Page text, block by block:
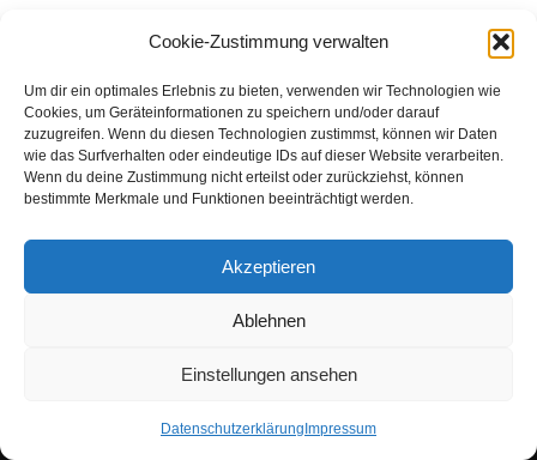
Cookie-Zustimmung verwalten
Um dir ein optimales Erlebnis zu bieten, verwenden wir Technologien wie
Cookies, um Geräteinformationen zu speichern und/oder darauf
zuzugreifen. Wenn du diesen Technologien zustimmst, können wir Daten
wie das Surfverhalten oder eindeutige IDs auf dieser Website verarbeiten.
Wenn du deine Zustimmung nicht erteilst oder zurückziehst, können
bestimmte Merkmale und Funktionen beeinträchtigt werden.
Akzeptieren
Ablehnen
Einstellungen ansehen
Datenschutzerklärung Impressum
Ausbilder: Jörg Schedler E-Mail:schedler@wolfsburg.de
gerhard.schedler@gmx.de
aufnehmen:
Ausbilder: Jörg Schedler Tel.: 05362 5003879
Neve| Präsentiert vonWordPress